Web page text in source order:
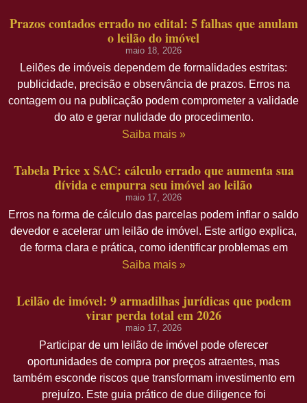
Prazos contados errado no edital: 5 falhas que anulam
o leilão do imóvel
maio 18, 2026
Leilões de imóveis dependem de formalidades estritas:
publicidade, precisão e observância de prazos. Erros na
contagem ou na publicação podem comprometer a validade
do ato e gerar nulidade do procedimento.
Saiba mais »
Tabela Price x SAC: cálculo errado que aumenta sua
dívida e empurra seu imóvel ao leilão
maio 17, 2026
Erros na forma de cálculo das parcelas podem inflar o saldo
devedor e acelerar um leilão de imóvel. Este artigo explica,
de forma clara e prática, como identificar problemas em
Saiba mais »
Leilão de imóvel: 9 armadilhas jurídicas que podem
virar perda total em 2026
maio 17, 2026
Participar de um leilão de imóvel pode oferecer
oportunidades de compra por preços atraentes, mas
também esconde riscos que transformam investimento em
prejuízo. Este guia prático de due diligence foi